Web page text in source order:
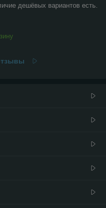
дешёвых вариантов есть.